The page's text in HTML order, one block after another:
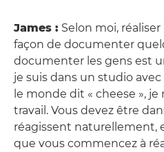
James : Selon moi,
façon de documenter
documenter les gens est
je suis dans un studio
le monde dit « cheese »,
travail. Vous devez être
réagissent naturellement,
que vous commencez à